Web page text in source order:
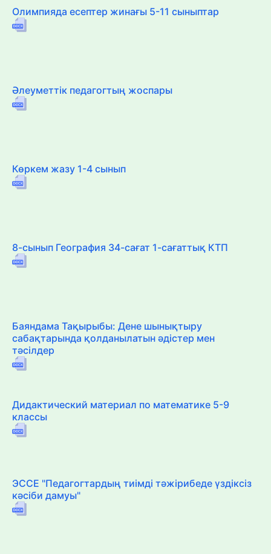
Олимпияда есептер жинағы 5-11 сыныптар
Әлеуметтік педагогтың жоспары
Көркем жазу 1-4 сынып
8-сынып География 34-сағат 1-сағаттық КТП
Баяндама Тақырыбы: Дене шынықтыру
сабақтарында қолданылатын әдістер мен
тәсілдер
Дидактический материал по математике 5-9
классы
ЭССЕ "Педагогтардың тиімді тәжірибеде үздіксіз
кәсіби дамуы"